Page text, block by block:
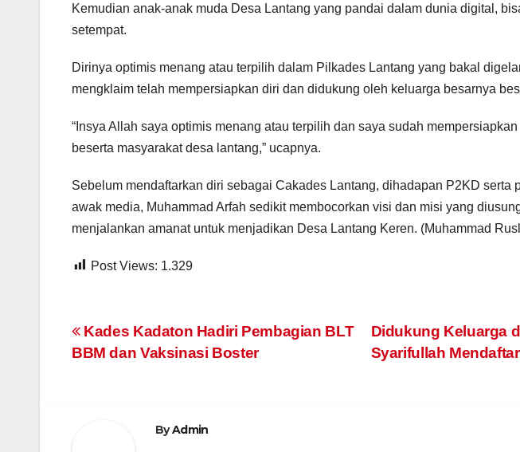
Kemudian anak-anak muda Desa Lantang yang pandai dalam dunia digital,
setempat.
Dirinya optimis menang atau terpilih dalam Pilkades Lantang yang bakal
mengklaim telah mempersiapkan diri dan didukung oleh keluarga besarnya
“Insya Allah saya optimis menang atau terpilih dan saya sudah
beserta masyarakat desa lantang,” ucapnya.
Sebelum mendaftarkan diri sebagai Cakades Lantang, dihadapan P2KD serta
awak media, Muhammad Arfah sedikit membocorkan visi dan misi yang
menjalankan amanat untuk menjadikan Desa Lantang Keren. (Muhammad
Post Views: 1.329
Navigasi
pos
Didukung Keluarga
Syarifullah
Kades Kadaton Hadiri Pembagian BLT
BBM dan Vaksinasi Boster
ByAdmin